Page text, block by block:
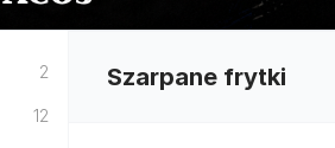
2
12
Szarpane frytki